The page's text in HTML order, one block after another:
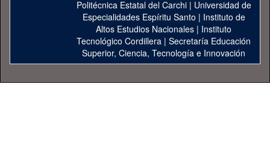
Politécnica Estatal del Carchi| Universidad de
Especialidades Espíritu Santo | Instituto de
Altos Estudios Nacionales | Instituto
Tecnológico Cordillera | Secretaría Educación
Superior, Ciencia, Tecnología e Innovación